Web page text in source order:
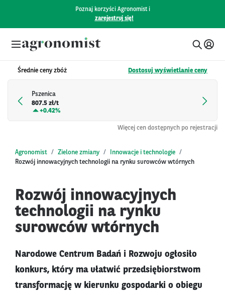
Poznaj korzyści Agronomist i
zarejestruj się!
Średnie ceny zbóż Dostosuj wyświetlanie ceny
Pszenica
807.5 zł/t
+0.42%
Więcej cen dostępnych po rejestracji
Agronomist Zielone zmiany
Innowacje i technologie
Rozwój innowacyjnych technologii na rynku surowców wtórnych
Rozwój innowacyjnych
technologii na rynku
surowców wtórnych
Narodowe Centrum Badań i Rozwoju ogłosiło
konkurs, który ma ułatwić przedsiębiorstwom
transformację w kierunku gospodarki o obiegu